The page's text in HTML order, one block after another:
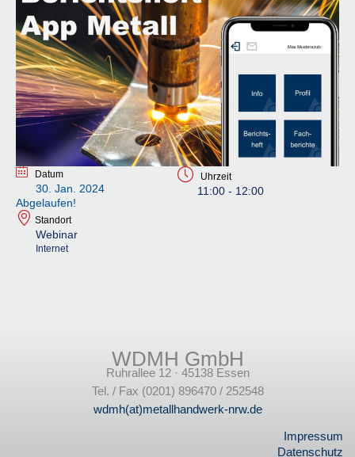
Datum
30. Jan. 2024
Abgelaufen!
Uhrzeit
11:00 - 12:00
Standort
Webinar
Internet
WDMH GmbH
Ruhrallee 12 · 45138 Essen
Tel. / Fax (0201) 896470 / 252548
wdmh(at)metallhandwerk-nrw.de
Impressum
Datenschutz